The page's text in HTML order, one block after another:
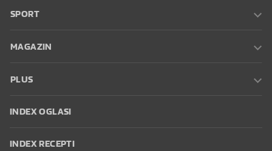
SPORT
MAGAZIN
PLUS
INDEX OGLASI
INDEX RECEPTI